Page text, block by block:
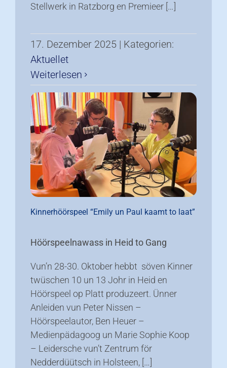
Stellwerk in Ratzborg en Premieer […]
17. Dezember 2025 | Kategorien:
Aktuellet
Weiterlesen
Kinnerhöörspeel “Emily un Paul kaamt to laat”
Höörspeelnawass in Heid to Gang
Vun’n 28-30. Oktober hebbt söven Kinner
twüschen 10 un 13 Johr in Heid en
Höörspeel op Platt produzeert. Ünner
Anleiden vun Peter Nissen –
Höörspeelautor, Ben Heuer –
Medienpädagoog un Marie Sophie Koop
– Leidersche vun’t Zentrum för
Nedderdüütsch in Holsteen, […]